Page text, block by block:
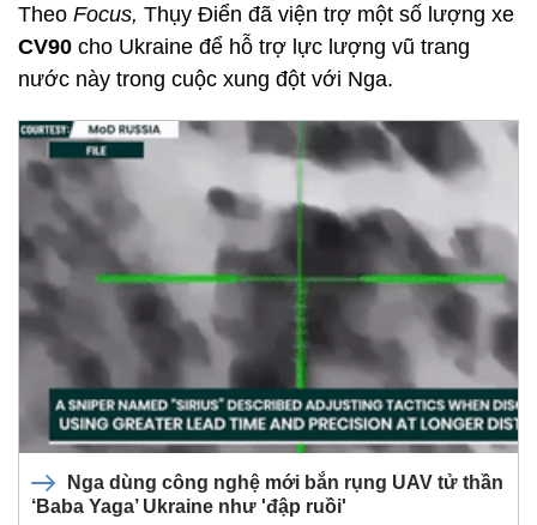
Theo Focus, Thụy Điển đã viện trợ một số lượng xe
CV90 cho Ukraine để hỗ trợ lực lượng vũ trang
nước này trong cuộc xung đột với Nga.
Nga dùng công nghệ mới bắn rụng UAV tử thần
‘Baba Yaga’ Ukraine như 'đập ruồi'